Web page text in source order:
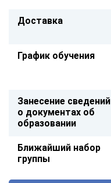
Доставка
График обучения
Занесение сведений
о документах об
образовании
Ближайший набор
группы